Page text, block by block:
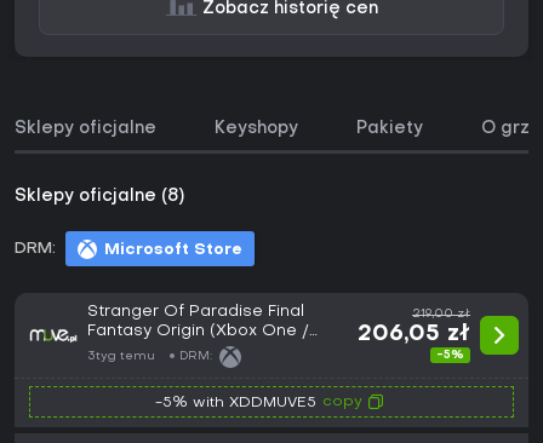
Zobacz historię cen
Sklepy oficjalne Keyshopy Pakiety O grze
Sklepy oficjalne (8)
DRM: Microsoft Store
Stranger Of Paradise Final
Fantasy Origin (Xbox One /
Xbox Series X/S) (Europe)
3tyg temu DRM:
219,00 zł
206,05 zł
-5%
-5% with XDDMUVE5 copy